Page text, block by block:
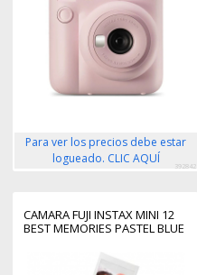
Para ver los precios debe estar
logueado. CLIC AQUÍ
392842
CAMARA FUJI INSTAX MINI 12
BEST MEMORIES PASTEL BLUE